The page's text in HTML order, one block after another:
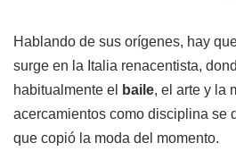
Hablando de sus orígenes, hay
surge en la Italia renacentista,
habitualmente el
baile, el arte y la
acercamientos como disciplina se
que copió la moda del momento.